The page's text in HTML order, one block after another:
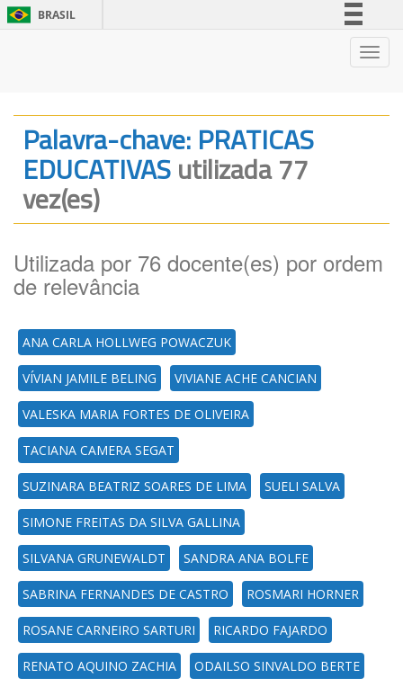
BRASIL
Legislação
Canais
Palavra-chave: PRATICAS
EDUCATIVASutilizada 77
vez(es)
Utilizada por 76 docente(es) por ordem
de relevância
ANA CARLA HOLLWEG POWACZUK
VÍVIAN JAMILE BELING VIVIANE ACHE CANCIAN
VALESKA MARIA FORTES DE OLIVEIRA
TACIANA CAMERA SEGAT
SUZINARA BEATRIZ SOARES DE LIMA SUELI SALVA
SIMONE FREITAS DA SILVA GALLINA
SILVANA GRUNEWALDT SANDRA ANA BOLFE
SABRINA FERNANDES DE CASTRO ROSMARI HORNER
ROSANE CARNEIRO SARTURI RICARDO FAJARDO
RENATO AQUINO ZACHIA ODAILSO SINVALDO BERTE